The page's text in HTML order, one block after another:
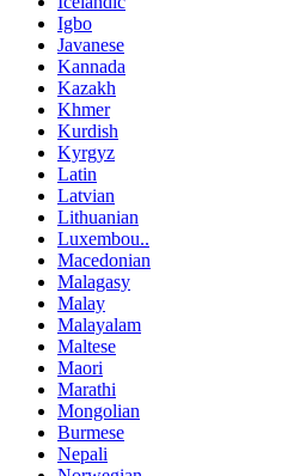
Igbo
Javanese
Kannada
Kazakh
Khmer
Kurdish
Kyrgyz
Latin
Latvian
Lithuanian
Luxembou..
Macedonian
Malagasy
Malay
Malayalam
Maltese
Maori
Marathi
Mongolian
Burmese
Nepali